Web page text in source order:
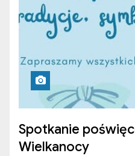
Spotkanie
Wielkanocy